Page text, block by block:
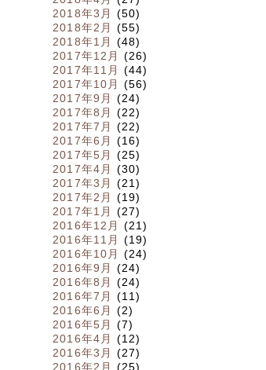
2018年3月
(50)
2018年2月
(55)
2018年1月
(48)
2017年12月
(26)
2017年11月
(44)
2017年10月
(56)
2017年9月
(24)
2017年8月
(22)
2017年7月
(22)
2017年6月
(16)
2017年5月
(25)
2017年4月
(30)
2017年3月
(21)
2017年2月
(19)
2017年1月
(27)
2016年12月
(21)
2016年11月
(19)
2016年10月
(24)
2016年9月
(24)
2016年8月
(24)
2016年7月
(11)
2016年6月
(2)
2016年5月
(7)
2016年4月
(12)
2016年3月
(27)
2016年2月
(25)